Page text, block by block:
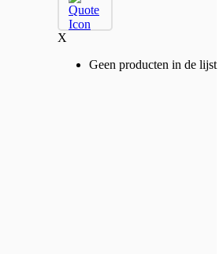
X
Geen producten in de lijst